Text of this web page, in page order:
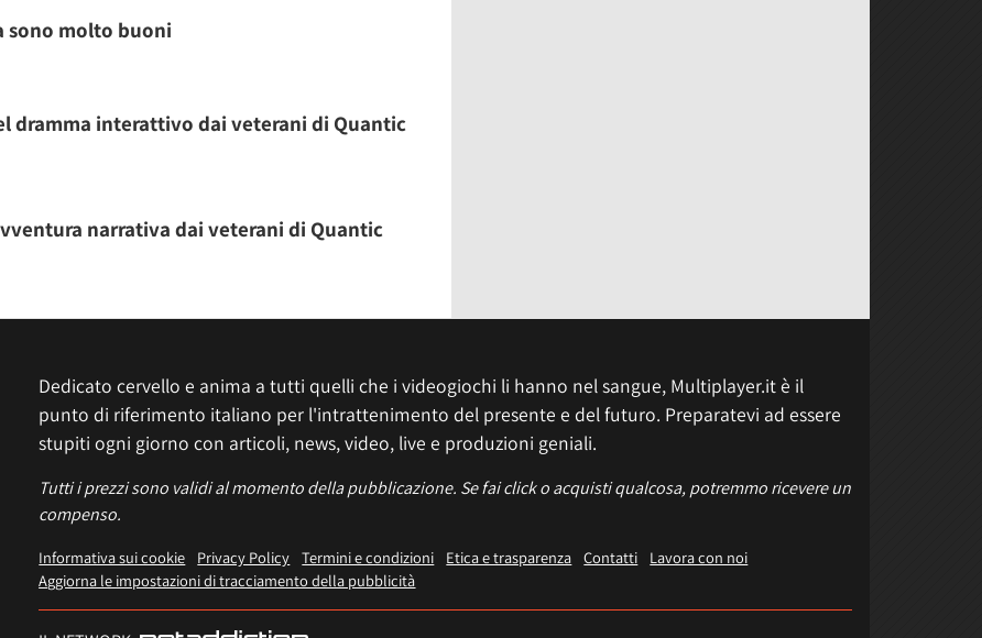
sono molto buoni
dramma interattivo dai veterani di Quantic
narrativa dai veterani di Quantic
Dedicato cervello e anima a tutti quelli che i videogiochi li hanno nel sangue, Multiplayer.it è il
punto di riferimento italiano per l'intrattenimento del presente e del futuro. Preparatevi ad essere
stupiti ogni giorno con articoli, news, video, live e produzioni geniali.
Tutti i prezzi sono validi al momento della pubblicazione. Se fai click o acquisti qualcosa, potremmo ricevere un
compenso.
Informativa sui cookie Privacy Policy Termini e condizioni Etica e trasparenza Contatti
Lavora con noi
Aggiorna le impostazioni di tracciamento della pubblicità